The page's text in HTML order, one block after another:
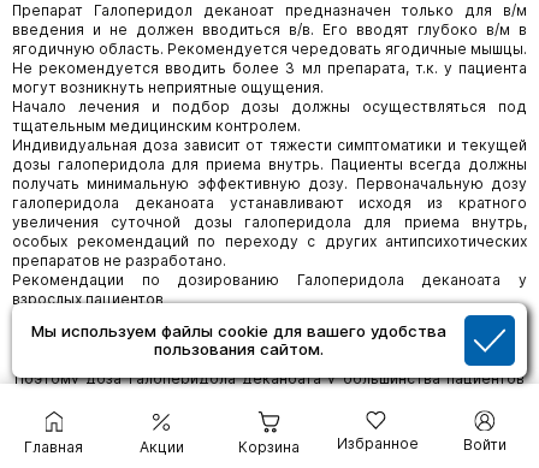
Мы используем файлы cookie для вашего удобства
пользования сайтом.
Главная Акции Корзина Избранное Войти
Препарат Галоперидол деканоат предназначен только для в/м
введения и не должен вводиться в/в. Его вводят глубоко в/м в
ягодичную область. Рекомендуется чередовать ягодичные мышцы.
Не рекомендуется вводить более 3 мл препарата, т.к. у пациента
могут возникнуть неприятные ощущения.
Начало лечения и подбор дозы должны осуществляться под
тщательным медицинским контролем.
Индивидуальная доза зависит от тяжести симптоматики и текущей
дозы галоперидола для приема внутрь. Пациенты всегда должны
получать минимальную эффективную дозу. Первоначальную дозу
галоперидола деканоата устанавливают исходя из кратного
увеличения суточной дозы галоперидола для приема внутрь,
особых рекомендаций по переходу с других антипсихотических
препаратов не разработано.
Рекомендации по дозированию Галоперидола деканоата у
взрослых пациентов
Рекомендуется вводить галоперидол деканоат в 10-15-кратной
суточной дозе галоперидола для приема внутрь.
Поэтому доза галоперидола деканоата у большинства пациентов
Продолжение лечения
Рекомендуется увеличивать дозу галоперидола деканоата на 50
мг 1 раз в 4 недели (исходя из индивидуальной реакции пациента)